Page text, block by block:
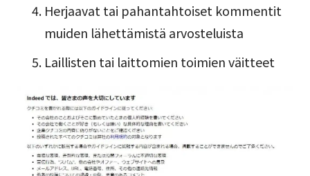
Herjaavat tai pahantahtoiset kommentit
muiden lähettämistä arvosteluista
Laillisten tai laittomien toimien väitteet